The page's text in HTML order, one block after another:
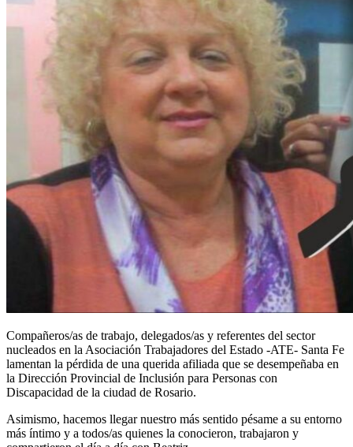
Compañeros/as de trabajo, delegados/as y referentes del sector
nucleados en la Asociación Trabajadores del Estado -ATE- Santa Fe
lamentan la pérdida de una querida afiliada que se desempeñaba en
la Dirección Provincial de Inclusión para Personas con
Discapacidad de la ciudad de Rosario.
Asimismo, hacemos llegar nuestro más sentido pésame a su entorno
más íntimo y a todos/as quienes la conocieron, trabajaron y